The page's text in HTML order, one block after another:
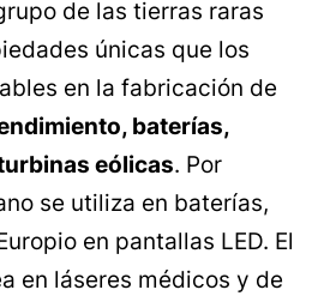
de las tierras raras
únicas que los
en la fabricación de
baterías,
eólicas. Por
se utiliza en baterías,
en pantallas LED. El
en láseres médicos y de